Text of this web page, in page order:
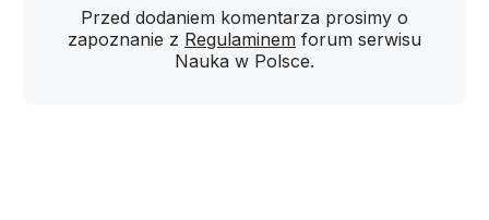
Przed dodaniem komentarza prosimy o
zapoznanie z Regulaminem forum serwisu
Nauka w Polsce.